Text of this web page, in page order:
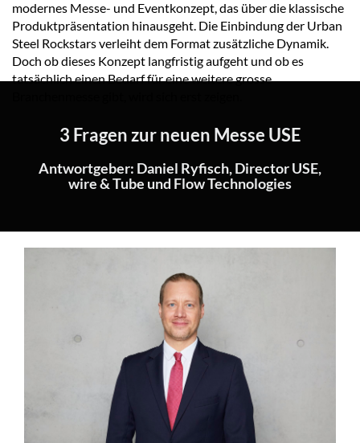
modernes Messe- und Eventkonzept, das über die klassische
Produktpräsentation hinausgeht. Die Einbindung der Urban
Steel Rockstars verleiht dem Format zusätzliche Dynamik.
Doch ob dieses Konzept langfristig aufgeht und ob es
tatsächlich einen Bedarf für eine weitere grosse
3 Fragen zur neuen Messe USE
Antwortgeber: Daniel Ryfisch, Director USE,
wire & Tube und Flow Technologies